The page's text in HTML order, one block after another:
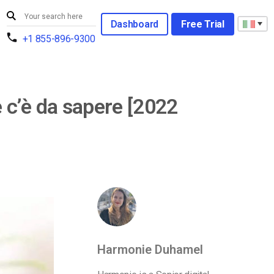
+1 855-896-9300
Dashboard Free Trial
da sapere [2022
Harmonie Duhamel